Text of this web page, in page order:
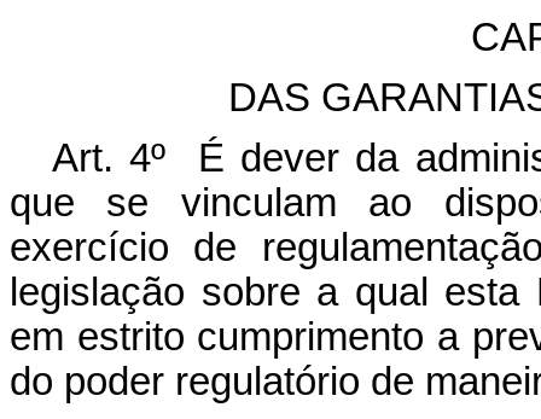
DAS
Art. 4º É dever da
que se vinculam ao
exercício de
legislação sobre a qual
em estrito cumprimento a
do poder regulatório de